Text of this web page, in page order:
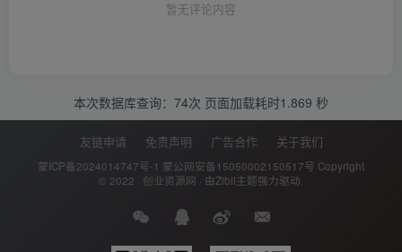
暂无评论内容
本次数据库查询：74次 页面加载耗时1.869 秒
友链申请 免责声明 广告合作 关于我们
蒙ICP备2024014747号-1 蒙公网安备15050002150517号 Copyright
© 2022 · 创业资源网 · 由Zibll主题强力驱动.